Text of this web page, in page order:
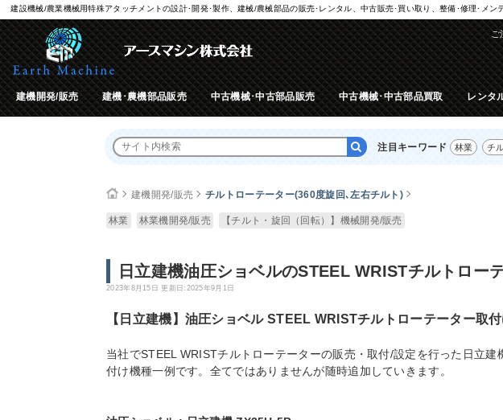
建設機械/農業機械用特殊アタッチメントの設計･開発･製作、建械/農械部品の販売･レンタル、中古販売･買い取り、整備･修理･メン
ご
建機開発/販売 建機･農機部品販売 中古機械･中古部品販売 中古機械･中古部品買取 レンタ
注目キーワード 林業 チ
建機開発/販売 チルトローテーター(360度旋回､左右チルト)
林業 林業機開発/販売 【チルト・旋回（回転）】機械開発/販売
日立建機油圧ショベルのSTEEL WRISTチルトロー
2023年8月15日 更新日:2025年9月1日
【日立建機】油圧ショベル STEEL WRISTチルトローテーター取
当社でSTEEL WRISTチルトローテーターの販売・取付/設定を行った日立建
付け機種一例です。全てではありませんが随時追加していきます。